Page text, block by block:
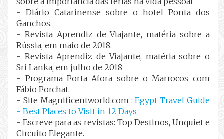
- Diário Catarinense sobre o hotel Ponta dos
Ganchos.
- Revista Aprendiz de Viajante, matéria sobre a
Rússia, em maio de 2018.
- Revista Aprendiz de Viajante, matéria sobre o
Sri Lanka, em julho de 2018
- Programa Porta Afora sobre o Marrocos com
Fábio Porchat.
- Site Magnificentworld.com :Egypt Travel Guide
- Best Places to Visit in 12 Days
- Escreve para as revistas: Top Destinos, Unquiet e
Circuito Elegante.